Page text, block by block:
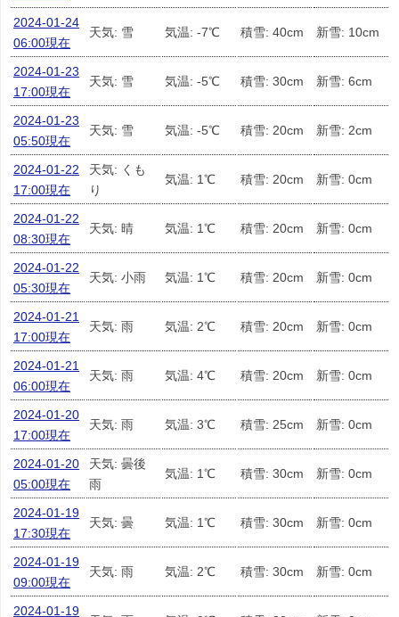
2024-01-24
06:00現在
天気: 雪 気温: -7℃ 積雪: 40cm 新雪: 10cm
2024-01-23
17:00現在
天気: 雪 気温: -5℃ 積雪: 30cm 新雪: 6cm
2024-01-23
05:50現在
天気: 雪 気温: -5℃ 積雪: 20cm 新雪: 2cm
2024-01-22
17:00現在
天気: くも
り
気温: 1℃ 積雪: 20cm 新雪: 0cm
2024-01-22
08:30現在
天気: 晴 気温: 1℃ 積雪: 20cm 新雪: 0cm
2024-01-22
05:30現在
天気: 小雨 気温: 1℃ 積雪: 20cm 新雪: 0cm
2024-01-21
17:00現在
天気: 雨 気温: 2℃ 積雪: 20cm 新雪: 0cm
2024-01-21
06:00現在
天気: 雨 気温: 4℃ 積雪: 20cm 新雪: 0cm
2024-01-20
17:00現在
天気: 雨 気温: 3℃ 積雪: 25cm 新雪: 0cm
2024-01-20
05:00現在
天気: 曇後
雨
気温: 1℃ 積雪: 30cm 新雪: 0cm
2024-01-19
17:30現在
天気: 曇 気温: 1℃ 積雪: 30cm 新雪: 0cm
2024-01-19
09:00現在
天気: 雨 気温: 2℃ 積雪: 30cm 新雪: 0cm
2024-01-19